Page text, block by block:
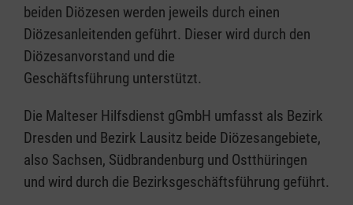
beiden Diözesen werden jeweils durch einen
Diözesanleitenden geführt. Dieser wird durch den
Diözesanvorstand und die
Geschäftsführung unterstützt.
Die Malteser Hilfsdienst gGmbH umfasst als Bezirk
Dresden und Bezirk Lausitz beide Diözesangebiete,
also Sachsen, Südbrandenburg und Ostthüringen
und wird durch die Bezirksgeschäftsführung geführt.